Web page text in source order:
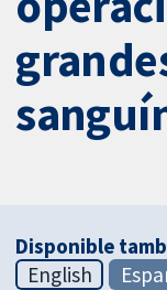
Disponible
English